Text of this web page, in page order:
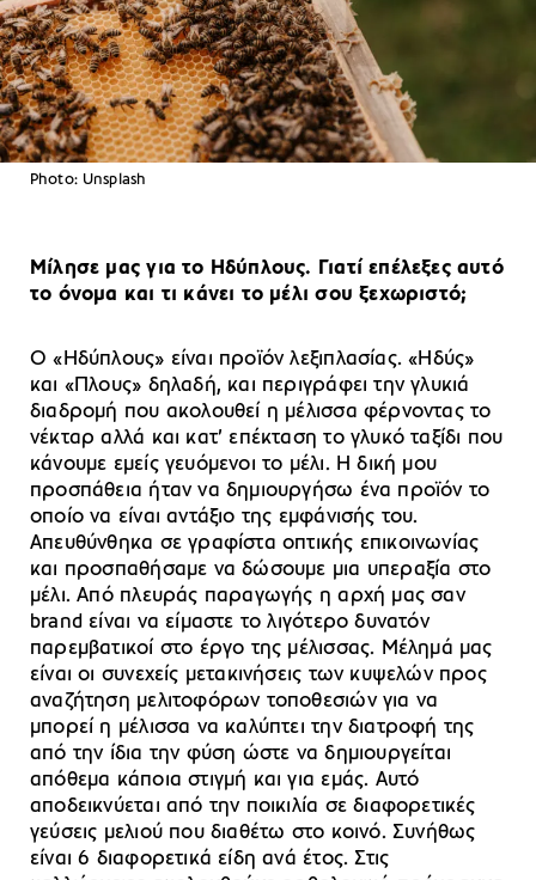
Photo: Unsplash
Μίλησε μας για το Ηδύπλους. Γιατί επέλεξες αυτό
το όνομα και τι κάνει το μέλι σου ξεχωριστό;
Ο «Ηδύπλους» είναι προϊόν λεξιπλασίας. «Ηδύς»
και «Πλους» δηλαδή, και περιγράφει την γλυκιά
διαδρομή που ακολουθεί η μέλισσα φέρνοντας το
νέκταρ αλλά και κατ’ επέκταση το γλυκό ταξίδι που
κάνουμε εμείς γευόμενοι το μέλι. Η δική μου
προσπάθεια ήταν να δημιουργήσω ένα προϊόν το
οποίο να είναι αντάξιο της εμφάνισής του.
Απευθύνθηκα σε γραφίστα οπτικής επικοινωνίας
και προσπαθήσαμε να δώσουμε μια υπεραξία στο
μέλι. Από πλευράς παραγωγής η αρχή μας σαν
brand είναι να είμαστε το λιγότερο δυνατόν
παρεμβατικοί στο έργο της μέλισσας. Μέλημά μας
είναι οι συνεχείς μετακινήσεις των κυψελών προς
αναζήτηση μελιτοφόρων τοποθεσιών για να
μπορεί η μέλισσα να καλύπτει την διατροφή της
από την ίδια την φύση ώστε να δημιουργείται
απόθεμα κάποια στιγμή και για εμάς. Αυτό
αποδεικνύεται από την ποικιλία σε διαφορετικές
γεύσεις μελιού που διαθέτω στο κοινό. Συνήθως
είναι 6 διαφορετικά είδη ανά έτος. Στις